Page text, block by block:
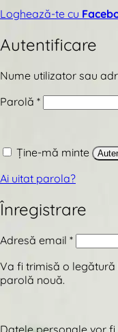
Loghează-te cu
Autentificare
Nume utilizator sau
Parolă *Obligatoriu
Ține-mă minte
Ai uitat parola?
Înregistrare
Adresă email *
Va fi trimisă o
parolă nouă.
Datele personale vor